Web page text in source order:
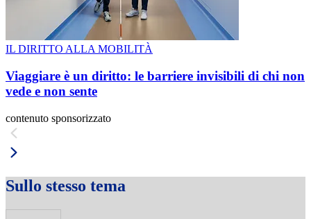
IL DIRITTO ALLA MOBILITÀ
Viaggiare è un diritto: le barriere invisibili di chi non
vede e non sente
contenuto sponsorizzato
Sullo stesso tema